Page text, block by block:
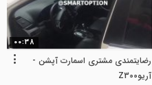
00:38
رضایتمندی مشتری اسمارت آپشن -
آریوZ300